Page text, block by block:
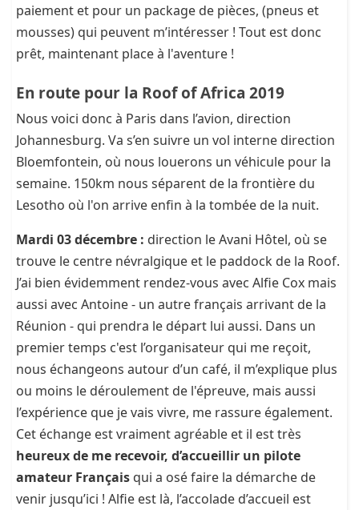
paiement et pour un package de pièces, (pneus et
mousses) qui peuvent m’intéresser ! Tout est donc
prêt, maintenant place à l'aventure !
En route pour la Roof of Africa 2019
Nous voici donc à Paris dans l’avion, direction
Johannesburg. Va s’en suivre un vol interne direction
Bloemfontein, où nous louerons un véhicule pour la
semaine. 150km nous séparent de la frontière du
Lesotho où l'on arrive enfin à la tombée de la nuit.
Mardi 03 décembre : direction le Avani Hôtel, où se
trouve le centre névralgique et le paddock de la Roof.
J’ai bien évidemment rendez-vous avec Alfie Cox mais
aussi avec Antoine - un autre français arrivant de la
Réunion - qui prendra le départ lui aussi. Dans un
premier temps c'est l’organisateur qui me reçoit,
nous échangeons autour d’un café, il m’explique plus
ou moins le déroulement de l'épreuve, mais aussi
l’expérience que je vais vivre, me rassure également.
Cet échange est vraiment agréable et il est très
heureux de me recevoir, d’accueillir un pilote
amateur Français qui a osé faire la démarche de
venir jusqu’ici ! Alfie est là, l’accolade d’accueil est